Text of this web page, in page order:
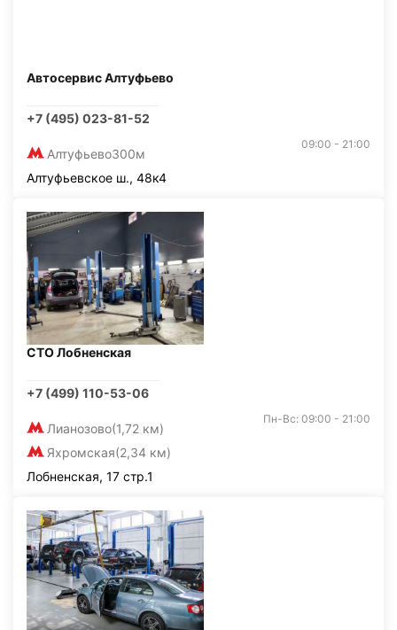
Автосервис Алтуфьево
+7 (495) 023-81-52
Алтуфьево300м
09:00 - 21:00
Алтуфьевское ш., 48к4
СТО Лобненская
+7 (499) 110-53-06
Лианозово(1,72 км)
Яхромская(2,34 км)
Пн-Вс: 09:00 - 21:00
Лобненская, 17 стр.1